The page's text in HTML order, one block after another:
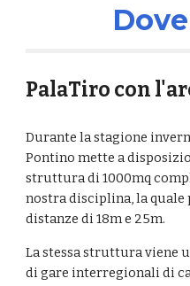
PalaTiro con
Durante la stagione
Pontino mette a
struttura di 1000mq
nostra disciplina, la
distanze di 18m e 25m.
La stessa struttura viene
di gare interregionali di